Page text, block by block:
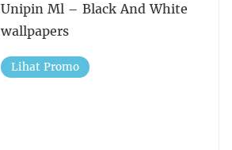
Unipin Ml – Black And White
wallpapers
Lihat Promo